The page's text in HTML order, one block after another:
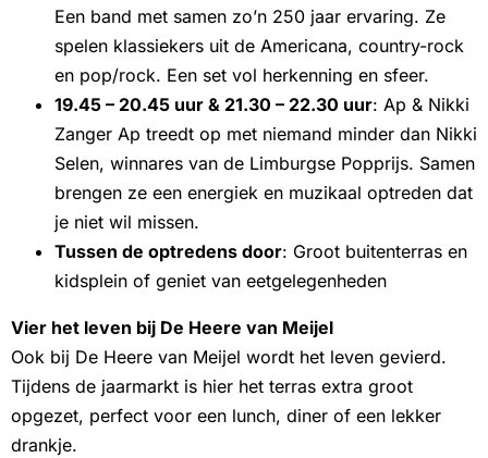
Een band met samen zo’n 250 jaar ervaring. Ze
spelen klassiekers uit de Americana, country-rock
en pop/rock. Een set vol herkenning en sfeer.
19.45 – 20.45 uur & 21.30 – 22.30 uur: Ap & Nikki
Zanger Ap treedt op met niemand minder dan Nikki
Selen, winnares van de Limburgse Popprijs. Samen
brengen ze een energiek en muzikaal optreden dat
je niet wil missen.
Tussen de optredens door: Groot buitenterras en
kidsplein of geniet van eetgelegenheden
Vier het leven bij De Heere van Meijel
Ook bij De Heere van Meijel wordt het leven gevierd.
Tijdens de jaarmarkt is hier het terras extra groot
opgezet, perfect voor een lunch, diner of een lekker
drankje.